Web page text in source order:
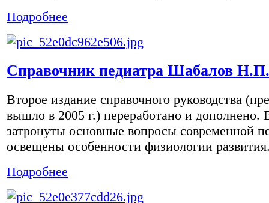
Подробнее
Справочник педиатра Шабалов Н.П.
Второе издание справочного руководства
вышло в 2005 г.) переработано и дополнено.
затронуты основные вопросы современной
освещены особенности физиологии
Подробнее